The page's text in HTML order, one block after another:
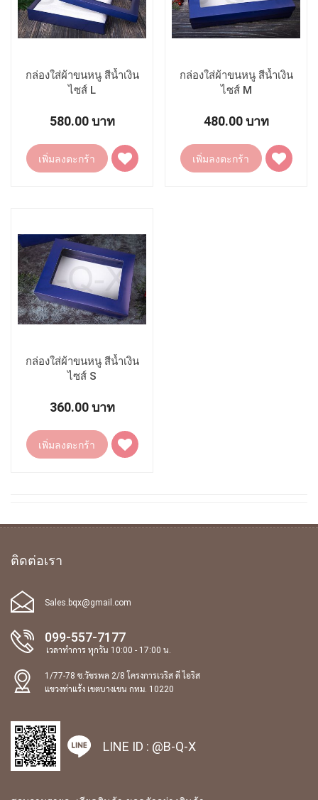
กล่องใส่ผ้าขนหนู สีน้ำเงิน
ไซส์ L
580.00 บาท
เพิ่มลงตะกร้า
เพิ่ม
ไป
กล่องใส่ผ้าขนหนู สีน้ำเงิน
ไซส์ M
480.00 บาท
เพิ่มลงตะกร้า
เพิ่ม
ไป
กล่องใส่ผ้าขนหนู สีน้ำเงิน
ไซส์ S
360.00 บาท
เพิ่มลงตะกร้า
เพิ่ม
ไป
ติดต่อเรา
Sales.bqx@gmail.com
099-557-7177
เวลาทำการ ทุกวัน 10:00 - 17:00 น.
1/77-78 ซ.วัชรพล 2/8 โครงการเวริส ดี ไอริส
แขวงท่าแร้ง เขตบางเขน กทม. 10220
LINE ID : @B-Q-X